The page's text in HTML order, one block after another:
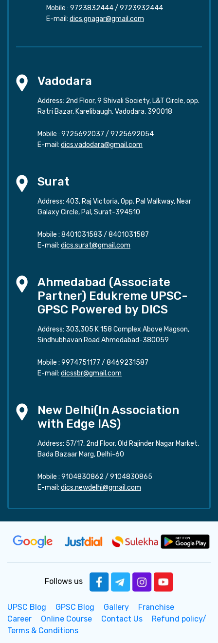
Mobile : 9723832444/ 9723932444
E-mail: dics.gnagar@gmail.com
Vadodara
Address: 2nd Floor, 9 Shivali Society, L&T Circle, opp.
Ratri Bazar, Karelibaugh, Vadodara, 390018
Mobile : 9725692037 / 9725692054
E-mail: dics.vadodara@gmail.com
Surat
Address: 403, Raj Victoria, Opp. Pal Walkway, Near
Galaxy Circle, Pal, Surat-394510
Mobile : 8401031583 / 8401031587
E-mail: dics.surat@gmail.com
Ahmedabad (Associate
Partner) Edukreme UPSC-
GPSC Powered by DICS
Address: 303,305 K 158 Complex Above Magson,
Sindhubhavan Road Ahmedabad-380059
Mobile : 9974751177 / 8469231587
E-mail: dicssbr@gmail.com
New Delhi(In Association
with Edge IAS)
Address: 57/17, 2nd Floor, Old Rajinder Nagar Market,
Bada Bazaar Marg, Delhi-60
Mobile : 9104830862 / 9104830865
E-mail: dics.newdelhi@gmail.com
Follows us
UPSC Blog GPSC Blog Gallery
Franchise
Career
Online Course Contact Us
Refund policy/
Terms & Conditions